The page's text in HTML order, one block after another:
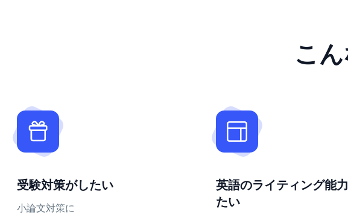
こ
受験対策がしたい
小論文対策に
英語のライティング能
たい